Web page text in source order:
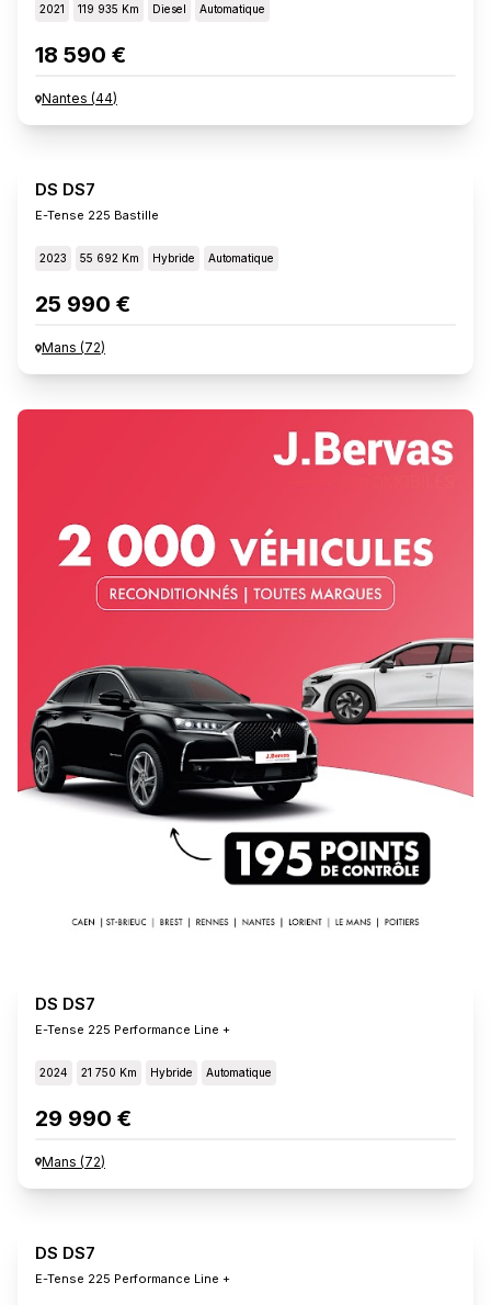
2021 119 935 Km Diesel Automatique
18 590 €
Nantes (44)
DS DS7
E-Tense 225 Bastille
2023 55 692 Km Hybride Automatique
25 990 €
Mans (72)
DS DS7
E-Tense 225 Performance Line +
2024 21 750 Km Hybride Automatique
29 990 €
Mans (72)
DS DS7
E-Tense 225 Performance Line +